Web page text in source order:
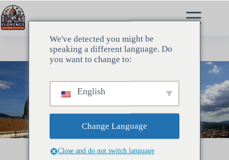
Saltar
al
contenido
We've detected you might be
speaking a different language. Do
you want to change to:
English
Change Language
Close and do not switch language